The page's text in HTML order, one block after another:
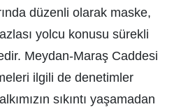
düzenli olarak maske,
yolcu konusu sürekli
Meydan-Maraş Caddesi
ilgili de denetimler
sıkıntı yaşamadan